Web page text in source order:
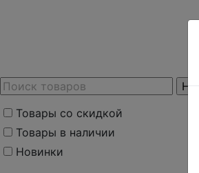
Товары со скидкой
Товары в наличии
Новинки